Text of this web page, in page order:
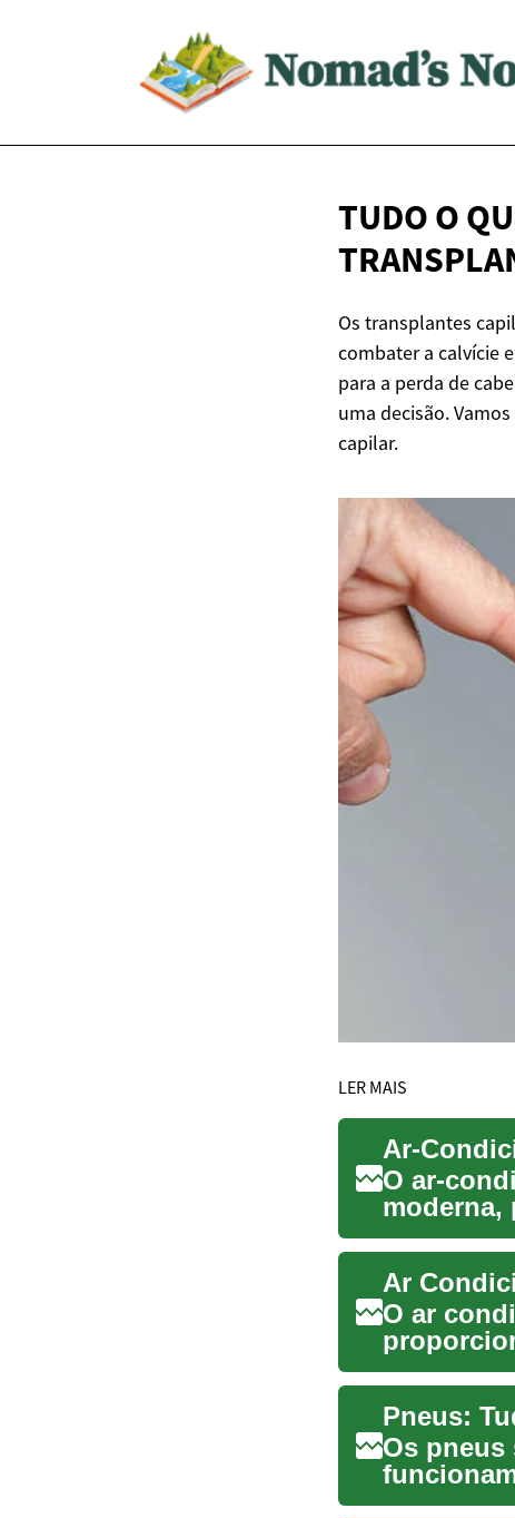
TUDO O
Os transplantes
combater a calvície
para a perda de
uma decisão.
capilar.
LER MAIS
Ar-
O ar-
moderna,
nossos
Ar
O ar
Pneus:
Os pneus
Eles são